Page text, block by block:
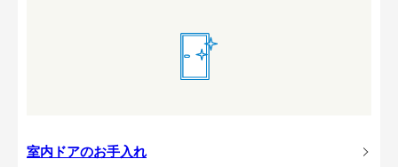
室内ドアのお手入れ